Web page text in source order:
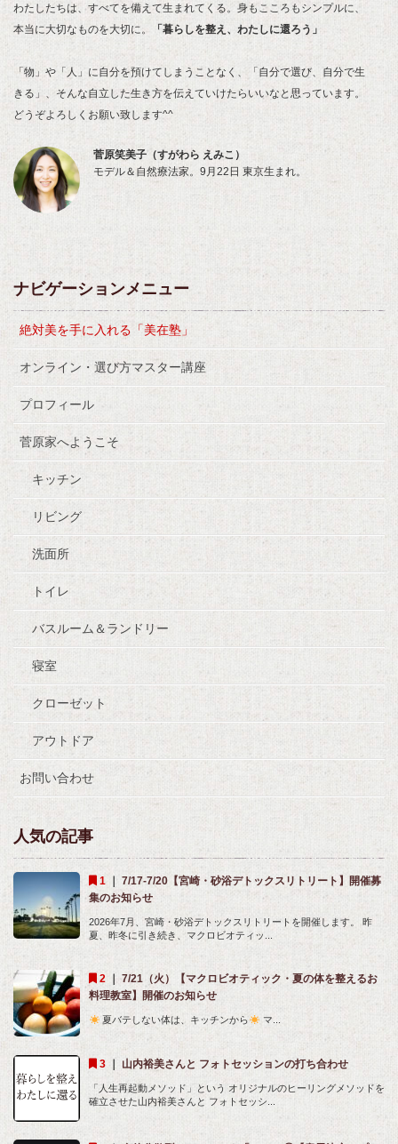
わたしたちは、すべてを備えて生まれてくる。身もこころもシンプルに、
本当に大切なものを大切に。
「暮らしを整え、わたしに還ろう」
「物」や「人」に自分を預けてしまうことなく、「自分で選び、自分で生
きる」、そんな自立した生き方を伝えていけたらいいなと思っています。
どうぞよろしくお願い致します^^
菅原笑美子（すがわら えみこ）
モデル＆自然療法家。9月22日 東京生まれ。
ナビゲーションメニュー
絶対美を手に入れる「美在塾」
オンライン・選び方マスター講座
プロフィール
菅原家へようこそ
キッチン
リビング
洗面所
トイレ
バスルーム＆ランドリー
寝室
クローゼット
アウトドア
お問い合わせ
人気の記事
｜ 7/17-7/20【宮崎・砂浴デトックスリトリート】開催募
集のお知らせ
2026年7月、宮崎・砂浴デトックスリトリートを開催します。 昨
夏、昨冬に引き続き、マクロビオティッ...
7/21（火）【マクロビオティック・夏の体を整えるお
料理教室】開催のお知らせ
夏バテしない体は、キッチンから マ...
｜ 山内裕美さんと フォトセッションの打ち合わせ
「人生再起動メソッド」という オリジナルのヒーリングメソッドを
確立させた山内裕美さんと フォトセッシ...